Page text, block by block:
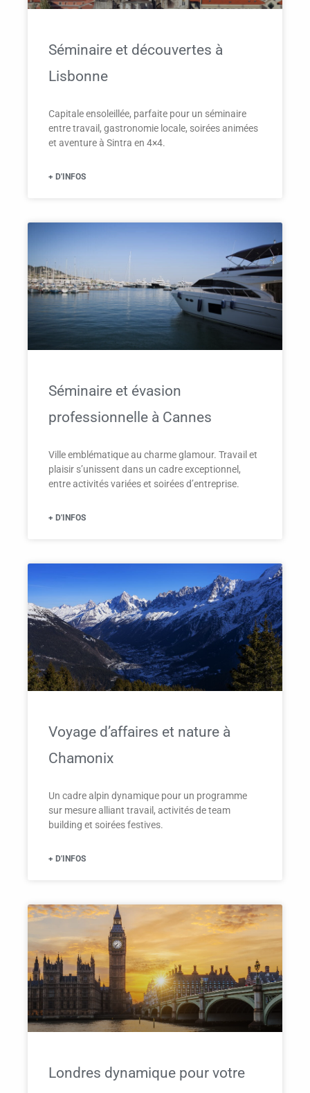
Séminaire et découvertes à
Lisbonne
Capitale ensoleillée, parfaite pour un séminaire
entre travail, gastronomie locale, soirées animées
et aventure à Sintra en 4×4.
+ D'INFOS
Séminaire et évasion
professionnelle à Cannes
Ville emblématique au charme glamour. Travail et
plaisir s’unissent dans un cadre exceptionnel,
entre activités variées et soirées d’entreprise.
+ D'INFOS
Voyage d’affaires et nature à
Chamonix
Un cadre alpin dynamique pour un programme
sur mesure alliant travail, activités de team
building et soirées festives.
+ D'INFOS
Londres dynamique pour votre